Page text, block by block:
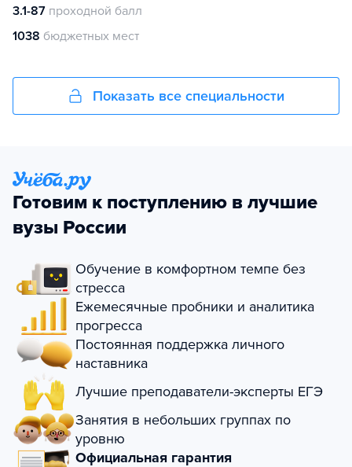
3.1-87 проходной балл
1038 бюджетных мест
Показать все специальности
Готовим к поступлению в лучшие
вузы России
Обучение в комфортном темпе без
стресса
Ежемесячные пробники и аналитика
прогресса
Постоянная поддержка личного
наставника
Лучшие преподаватели-эксперты ЕГЭ
Занятия в небольших группах по
уровню
Официальная гарантия